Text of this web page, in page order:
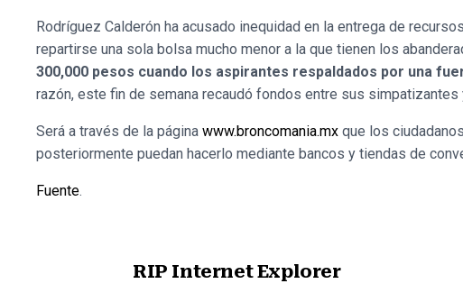
Rodríguez Calderón ha acusado inequidad en la entrega de
repartirse una sola bolsa mucho menor a la que tienen los
300,000 pesos cuando los aspirantes respaldados por una
razón, este fin de semana recaudó fondos entre sus
Será a través de la página www.broncomania.mx que los
posteriormente puedan hacerlo mediante bancos y tiendas de
Fuente.
RIP Internet Explorer